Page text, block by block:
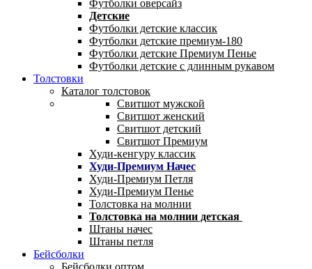
Футболки оверсайз
Детские
Футболки детские классик
Футболки детские премиум-180
Футболки детские Премиум Пенье
Футболки детские с длинным рукавом
Толстовки
Каталог толстовок
Свитшот мужской
Свитшот женский
Свитшот детский
Свитшот Премиум
Худи-кенгуру классик
Худи-Премиум Начес
Худи-Премиум Петля
Худи-Премиум Пенье
Толстовка на молнии
Толстовка на молнии детская
Штаны начес
Штаны петля
Бейсболки
Бейсболки оптом